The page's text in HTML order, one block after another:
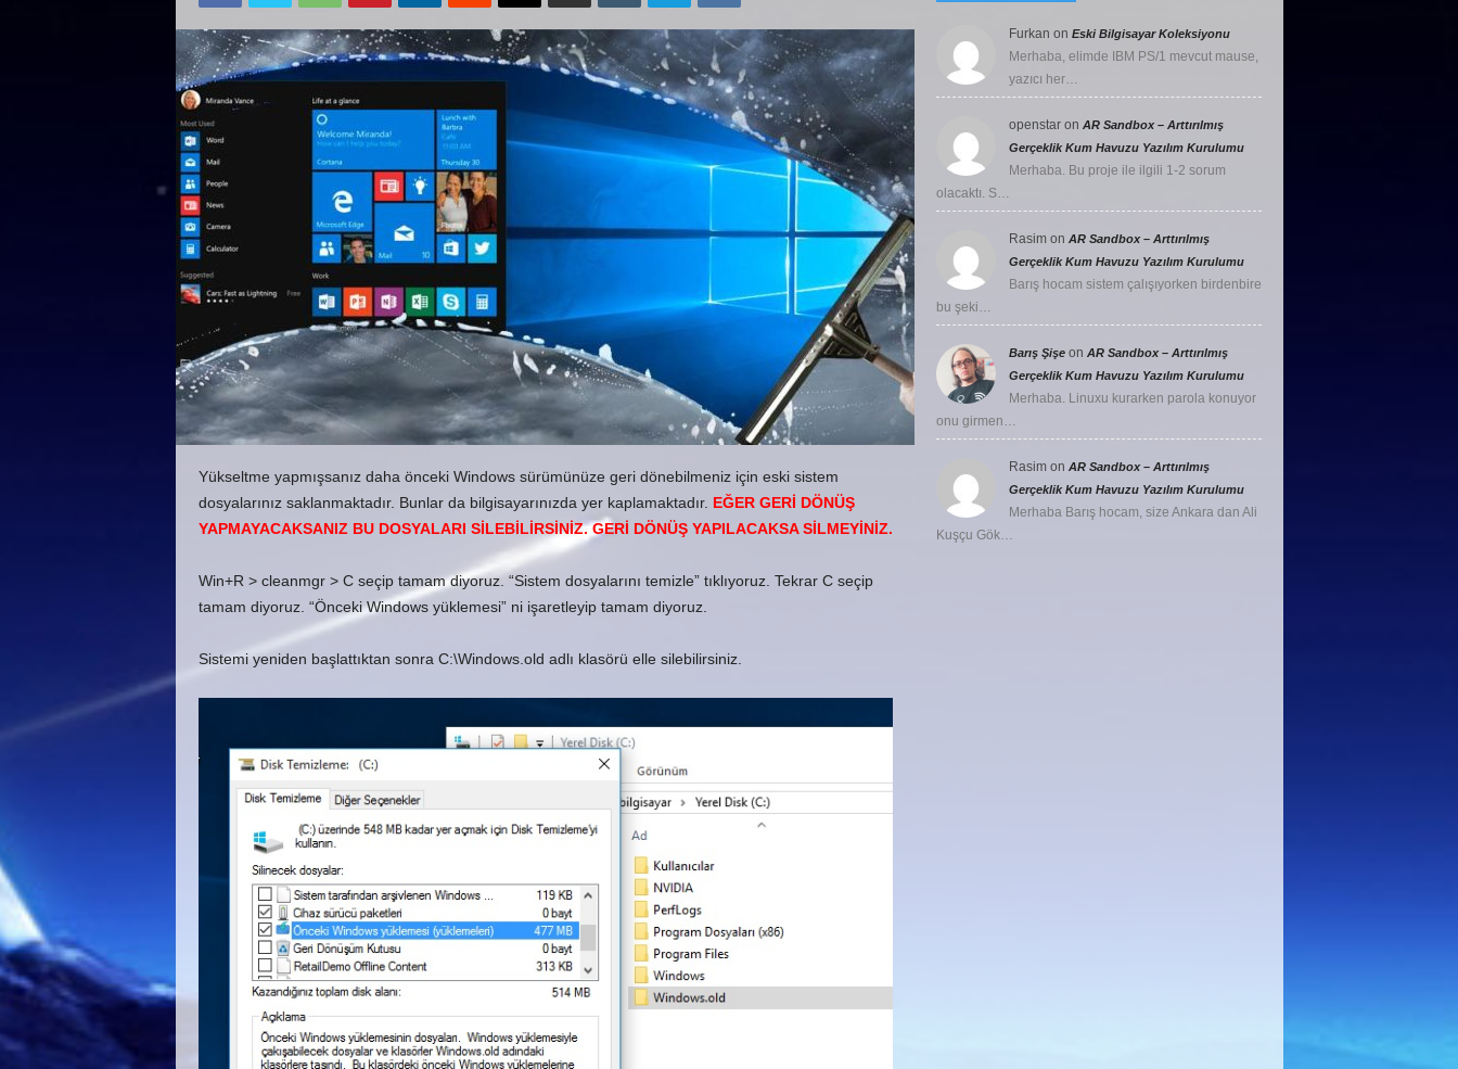
Yükseltme yapmışsanız daha önceki Windows sürümünüze geri dönebilmeniz için eski sistem
dosyalarınız saklanmaktadır. Bunlar da bilgisayarınızda yer kaplamaktadır. EĞER GERİ DÖNÜŞ
YAPMAYACAKSANIZ BU DOSYALARI SİLEBİLİRSİNİZ. GERİ DÖNÜŞ YAPILACAKSA SİLMEYİNİZ.
Win+R > cleanmgr > C seçip tamam diyoruz. “Sistem dosyalarını temizle” tıklıyoruz. Tekrar C seçip
tamam diyoruz. “Önceki Windows yüklemesi” ni işaretleyip tamam diyoruz.
Sistemi yeniden başlattıktan sonra C:\Windows.old adlı klasörü elle silebilirsiniz.
Furkan on Eski Bilgisayar Koleksiyonu
Merhaba, elimde IBM PS/1 mevcut mause,
yazıcı her…
openstar on AR Sandbox – Arttırılmış
Gerçeklik Kum Havuzu Yazılım Kurulumu
Merhaba. Bu proje ile ilgili 1-2 sorum
olacaktı. S…
Rasim on AR Sandbox – Arttırılmış
Gerçeklik Kum Havuzu Yazılım Kurulumu
Barış hocam sistem çalışıyorken birdenbire
bu şeki…
Barış Şişe on AR Sandbox – Arttırılmış
Gerçeklik Kum Havuzu Yazılım Kurulumu
Merhaba. Linuxu kurarken parola konuyor
onu girmen…
Rasim on AR Sandbox – Arttırılmış
Gerçeklik Kum Havuzu Yazılım Kurulumu
Merhaba Barış hocam, size Ankara dan Ali
Kuşçu Gök…